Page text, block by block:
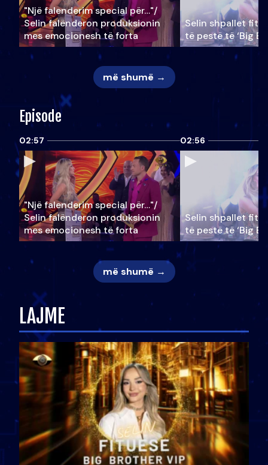
"Një falenderim special për…"/
Selin falënderon produksionin
mes emocionesh të forta
Selin shpallet
të pestë të ‘Big
më shumë →
Episode
02:57
"Një falenderim special për…"/
Selin falënderon produksionin
mes emocionesh të forta
02:56
Selin shpallet
të pestë të ‘Big
më shumë →
LAJME